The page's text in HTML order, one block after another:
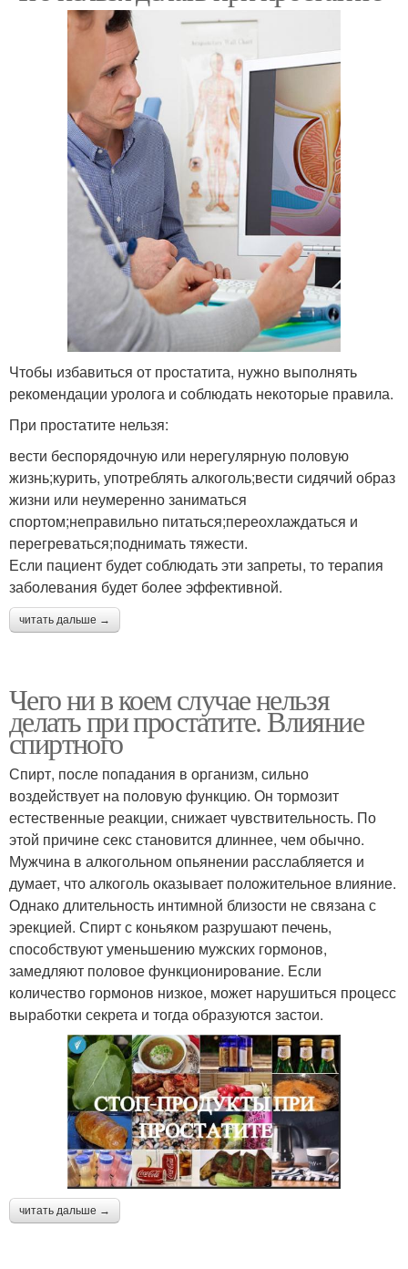
Чтобы избавиться от простатита, нужно выполнять
рекомендации уролога и соблюдать некоторые правила.
При простатите нельзя:
вести беспорядочную или нерегулярную половую
жизнь;курить, употреблять алкоголь;вести сидячий образ
жизни или неумеренно заниматься
спортом;неправильно питаться;переохлаждаться и
перегреваться;поднимать тяжести.
Если пациент будет соблюдать эти запреты, то терапия
заболевания будет более эффективной.
читать дальше →
Чего ни в коем случае нельзя
делать при простатите. Влияние
спиртного
Спирт, после попадания в организм, сильно
воздействует на половую функцию. Он тормозит
естественные реакции, снижает чувствительность. По
этой причине секс становится длиннее, чем обычно.
Мужчина в алкогольном опьянении расслабляется и
думает, что алкоголь оказывает положительное влияние.
Однако длительность интимной близости не связана с
эрекцией. Спирт с коньяком разрушают печень,
способствуют уменьшению мужских гормонов,
замедляют половое функционирование. Если
количество гормонов низкое, может нарушиться процесс
выработки секрета и тогда образуются застои.
читать дальше →